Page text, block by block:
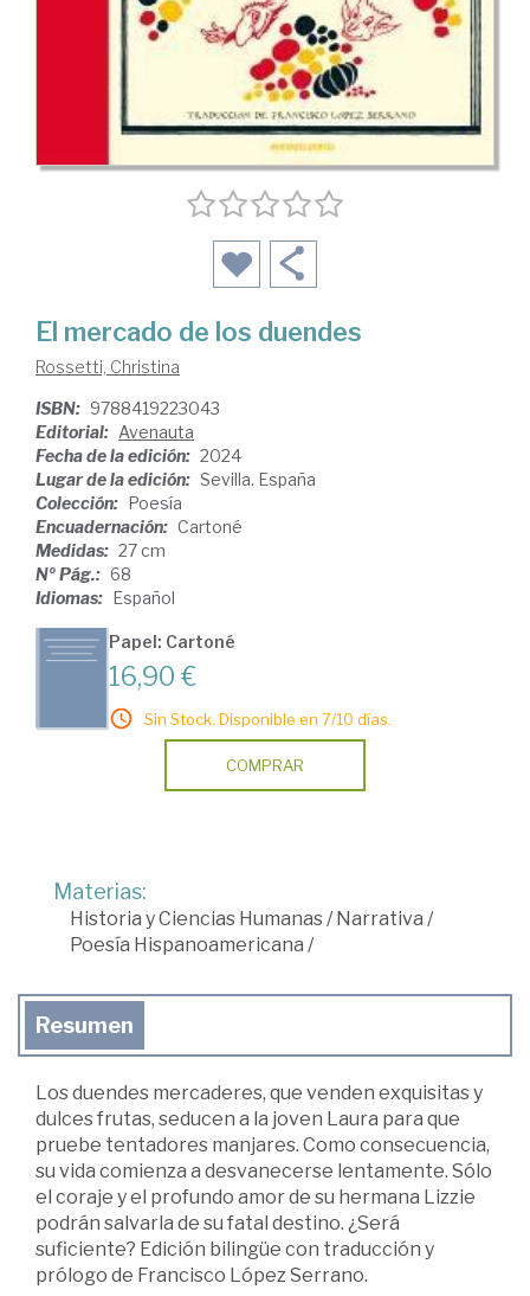
El mercado de los duendes
Rossetti, Christina
ISBN: 9788419223043
Editorial: Avenauta
Fecha de la edición: 2024
Lugar de la edición: Sevilla. España
Colección: Poesía
Encuadernación: Cartoné
Medidas: 27 cm
Nº Pág.: 68
Idiomas: Español
Papel: Cartoné
16,90 €
Sin Stock. Disponible en 7/10 días.
COMPRAR
Materias:
Historia y Ciencias Humanas /Narrativa /
Poesía Hispanoamericana /
Resumen
Los duendes mercaderes, que venden exquisitas y
dulces frutas, seducen a la joven Laura para que
pruebe tentadores manjares. Como consecuencia,
su vida comienza a desvanecerse lentamente. Sólo
el coraje y el profundo amor de su hermana Lizzie
podrán salvarla de su fatal destino. ¿Será
suficiente? Edición bilingüe con traducción y
prólogo de Francisco López Serrano.